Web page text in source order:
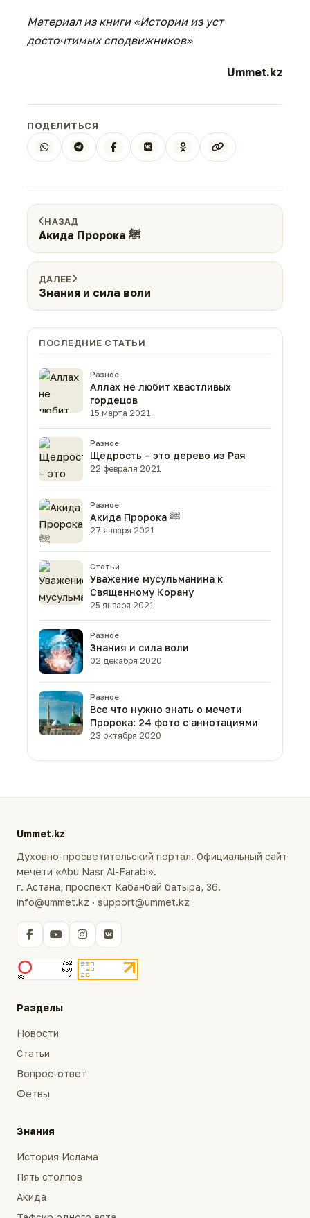
Материал из книги «Истории из уст
досточтимых сподвижников»
Ummet.kz
ПОДЕЛИТЬСЯ
НАЗАД
Акида Пророка ﷺ
ДАЛЕЕ
Знания и сила воли
ПОСЛЕДНИЕ СТАТЬИ
Разное
Аллах не любит хвастливых
гордецов
15 марта 2021
Разное
Щедрость – это дерево из Рая
22 февраля 2021
Разное
Акида Пророка ﷺ
27 января 2021
Статьи
Уважение мусульманина к
Священному Корану
25 января 2021
Разное
Знания и сила воли
02 декабря 2020
Разное
Все что нужно знать о мечети
Пророка: 24 фото с аннотациями
23 октября 2020
Ummet.kz
Духовно-просветительский портал. Официальный сайт
мечети «Abu Nasr Al-Farabi».
г. Астана, проспект Кабанбай батыра, 36.
info@ummet.kz · support@ummet.kz
Разделы
Новости
Статьи
Вопрос-ответ
Фетвы
Знания
История Ислама
Пять столпов
Акида